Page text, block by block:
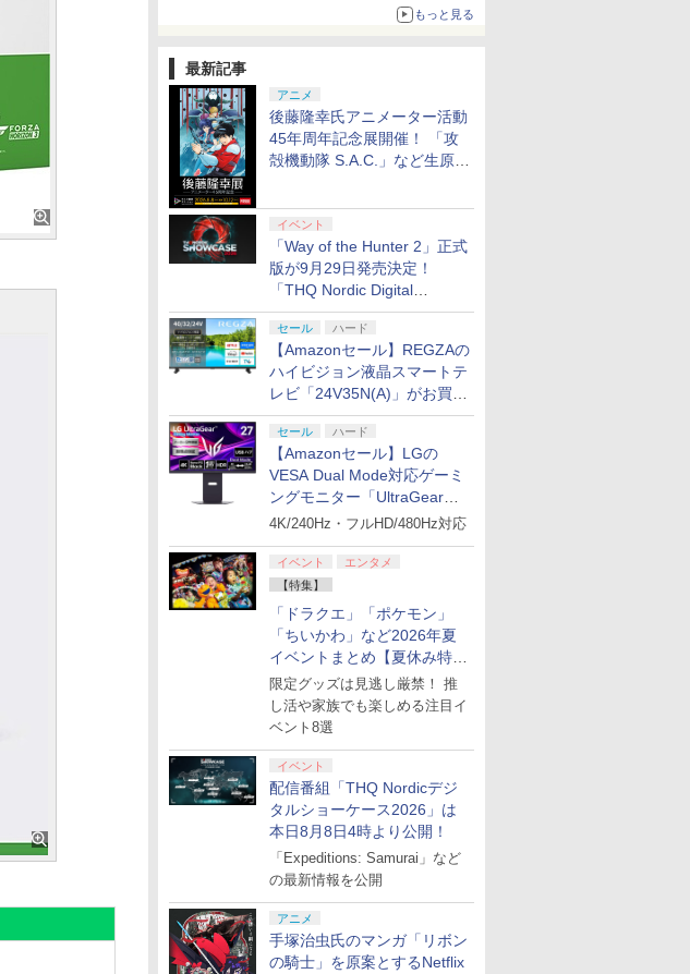
もっと見る
最新記事
アニメ
後藤隆幸氏アニメーター活動
45年周年記念展開催！ 「攻
殻機動隊 S.A.C.」など生原
イベント
「Way of the Hunter 2」正式
版が9月29日発売決定！
「THQ Nordic Digital
Showcase 2026」まとめ
セール ハード
【Amazonセール】REGZAの
ハイビジョン液晶スマートテ
レビ「24V35N(A)」がお買い
得！
セール ハード
【Amazonセール】LGの
VESA Dual Mode対応ゲーミ
ングモニター「UltraGear
27G850A-B」がお買い得！
4K/240Hz・フルHD/480Hz対応
イベント
エンタメ
【特集】
「ドラクエ」「ポケモン」
「ちいかわ」など2026年夏
イベントまとめ【夏休み特
集】
限定グッズは見逃し厳禁！ 推
し活や家族でも楽しめる注目イ
ベント8選
イベント
配信番組「THQ Nordicデジ
タルショーケース2026」は
本日8月8日4時より公開！
「Expeditions: Samurai」など
の最新情報を公開
アニメ
手塚治虫氏のマンガ「リボン
の騎士」を原案とするNetflix